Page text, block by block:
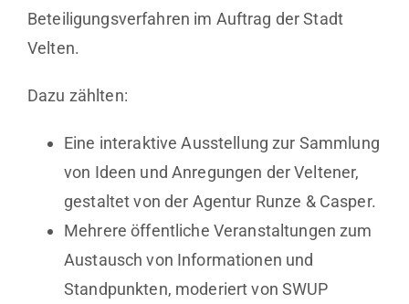
Beteiligungsverfahren im Auftrag der Stadt
Velten.
Dazu zählten:
Eine interaktive Ausstellung zur Sammlung
von Ideen und Anregungen der Veltener,
gestaltet von der Agentur Runze & Casper.
Mehrere öffentliche Veranstaltungen zum
Austausch von Informationen und
Standpunkten, moderiert von SWUP